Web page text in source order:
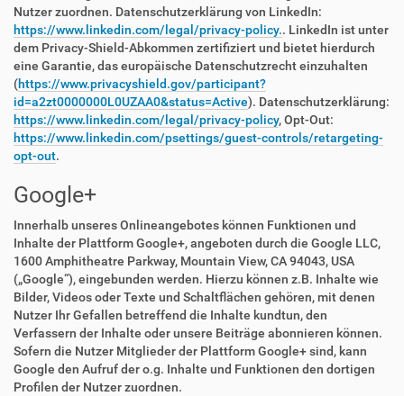
Nutzer zuordnen. Datenschutzerklärung von LinkedIn:
https://www.linkedin.com/legal/privacy-policy.. LinkedIn ist unter
dem Privacy-Shield-Abkommen zertifiziert und bietet hierdurch
eine Garantie, das europäische Datenschutzrecht einzuhalten
(https://www.privacyshield.gov/participant?
id=a2zt0000000L0UZAA0&status=Active). Datenschutzerklärung:
https://www.linkedin.com/legal/privacy-policy, Opt-Out:
https://www.linkedin.com/psettings/guest-controls/retargeting-
opt-out.
Google+
Innerhalb unseres Onlineangebotes können Funktionen und
Inhalte der Plattform Google+, angeboten durch die Google LLC,
1600 Amphitheatre Parkway, Mountain View, CA 94043, USA
(„Google“), eingebunden werden. Hierzu können z.B. Inhalte wie
Bilder, Videos oder Texte und Schaltflächen gehören, mit denen
Nutzer Ihr Gefallen betreffend die Inhalte kundtun, den
Verfassern der Inhalte oder unsere Beiträge abonnieren können.
Sofern die Nutzer Mitglieder der Plattform Google+ sind, kann
Google den Aufruf der o.g. Inhalte und Funktionen den dortigen
Profilen der Nutzer zuordnen.